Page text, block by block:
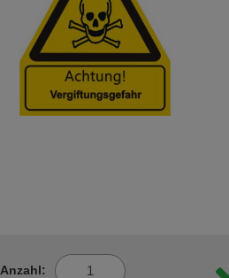
Anzahl: